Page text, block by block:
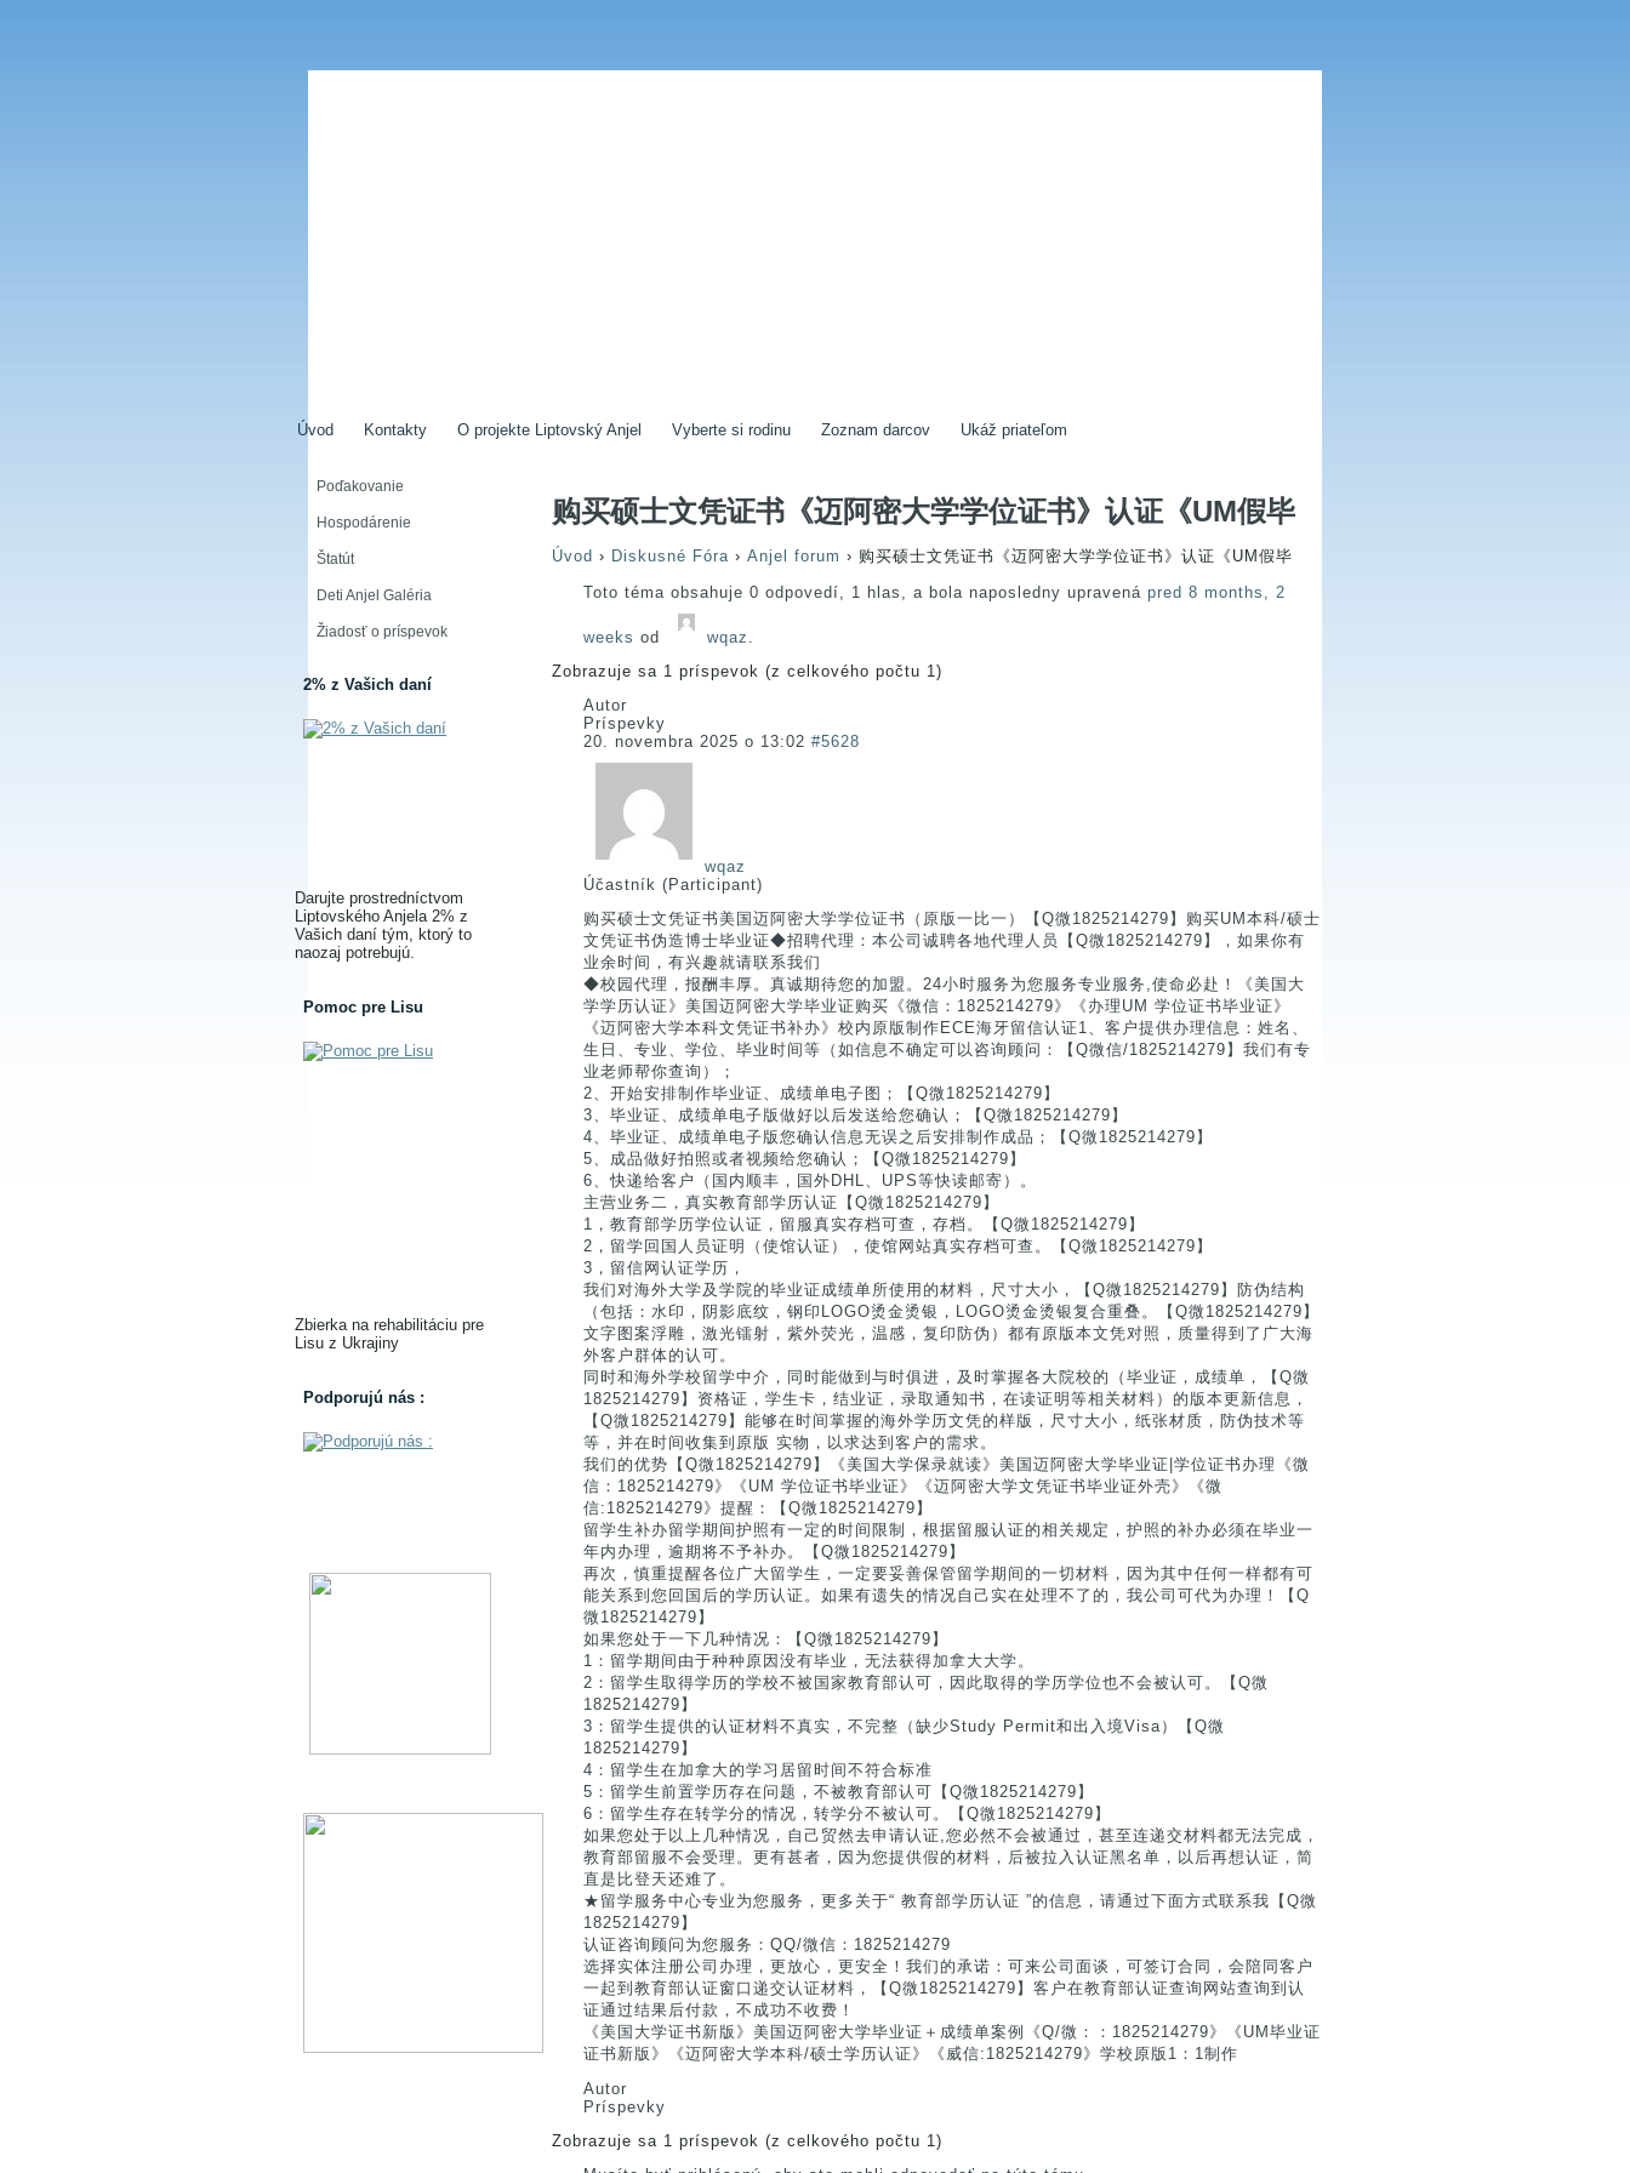
Úvod Kontakty O projekte Liptovský Anjel Vyberte si rodinu Zoznam darcov Ukáž priateľom
Poďakovanie
Hospodárenie
Štatút
Deti Anjel Galéria
Žiadosť o príspevok
2% z Vašich daní
Darujte prostredníctvom
Liptovského Anjela 2% z
Vašich daní tým, ktorý to
naozaj potrebujú.
Pomoc pre Lisu
Zbierka na rehabilitáciu pre
Lisu z Ukrajiny
Podporujú nás :
购买硕士文凭证书《迈阿密大学学位证书》认证《UM假毕
Úvod › Diskusné Fóra › Anjel forum › 购买硕士文凭证书《迈阿密大学学位证书》认证《UM假毕
Toto téma obsahuje 0 odpovedí, 1 hlas, a bola naposledny upravená pred 8 months, 2
weeks od wqaz .
Zobrazuje sa 1 príspevok (z celkového počtu 1)
Autor
Príspevky
20. novembra 2025 o 13:02 #5628
wqaz
Účastník (Participant)
购买硕士文凭证书美国迈阿密大学学位证书（原版一比一）【Q微1825214279】购买UM本科/硕士
文凭证书伪造博士毕业证◆招聘代理：本公司诚聘各地代理人员【Q微1825214279】，如果你有
业余时间，有兴趣就请联系我们
◆校园代理，报酬丰厚。真诚期待您的加盟。24小时服务为您服务专业服务,使命必赴！《美国大
学学历认证》美国迈阿密大学毕业证购买《微信：1825214279》《办理UM 学位证书毕业证》
《迈阿密大学本科文凭证书补办》校内原版制作ECE海牙留信认证1、客户提供办理信息：姓名、
生日、专业、学位、毕业时间等（如信息不确定可以咨询顾问：【Q微信/1825214279】我们有专
业老师帮你查询）；
2、开始安排制作毕业证、成绩单电子图；【Q微1825214279】
3、毕业证、成绩单电子版做好以后发送给您确认；【Q微1825214279】
4、毕业证、成绩单电子版您确认信息无误之后安排制作成品；【Q微1825214279】
5、成品做好拍照或者视频给您确认；【Q微1825214279】
6、快递给客户（国内顺丰，国外DHL、UPS等快读邮寄）。
主营业务二，真实教育部学历认证【Q微1825214279】
1，教育部学历学位认证，留服真实存档可查，存档。【Q微1825214279】
2，留学回国人员证明（使馆认证），使馆网站真实存档可查。【Q微1825214279】
3，留信网认证学历，
我们对海外大学及学院的毕业证成绩单所使用的材料，尺寸大小，【Q微1825214279】防伪结构
（包括：水印，阴影底纹，钢印LOGO烫金烫银，LOGO烫金烫银复合重叠。【Q微1825214279】
文字图案浮雕，激光镭射，紫外荧光，温感，复印防伪）都有原版本文凭对照，质量得到了广大海
外客户群体的认可。
同时和海外学校留学中介，同时能做到与时俱进，及时掌握各大院校的（毕业证，成绩单，【Q微
1825214279】资格证，学生卡，结业证，录取通知书，在读证明等相关材料）的版本更新信息，
【Q微1825214279】能够在时间掌握的海外学历文凭的样版，尺寸大小，纸张材质，防伪技术等
等，并在时间收集到原版 实物，以求达到客户的需求。
我们的优势【Q微1825214279】《美国大学保录就读》美国迈阿密大学毕业证|学位证书办理《微
信：1825214279》《UM 学位证书毕业证》《迈阿密大学文凭证书毕业证外壳》《微
信:1825214279》提醒：【Q微1825214279】
留学生补办留学期间护照有一定的时间限制，根据留服认证的相关规定，护照的补办必须在毕业一
年内办理，逾期将不予补办。【Q微1825214279】
再次，慎重提醒各位广大留学生，一定要妥善保管留学期间的一切材料，因为其中任何一样都有可
能关系到您回国后的学历认证。如果有遗失的情况自己实在处理不了的，我公司可代为办理！【Q
微1825214279】
如果您处于一下几种情况：【Q微1825214279】
1：留学期间由于种种原因没有毕业，无法获得加拿大大学。
2：留学生取得学历的学校不被国家教育部认可，因此取得的学历学位也不会被认可。【Q微
1825214279】
3：留学生提供的认证材料不真实，不完整（缺少Study Permit和出入境Visa）【Q微
1825214279】
4：留学生在加拿大的学习居留时间不符合标准
5：留学生前置学历存在问题，不被教育部认可【Q微1825214279】
6：留学生存在转学分的情况，转学分不被认可。【Q微1825214279】
如果您处于以上几种情况，自己贸然去申请认证,您必然不会被通过，甚至连递交材料都无法完成，
教育部留服不会受理。更有甚者，因为您提供假的材料，后被拉入认证黑名单，以后再想认证，简
直是比登天还难了。
★留学服务中心专业为您服务，更多关于“ 教育部学历认证 ”的信息，请通过下面方式联系我【Q微
1825214279】
认证咨询顾问为您服务：QQ/微信：1825214279
选择实体注册公司办理，更放心，更安全！我们的承诺：可来公司面谈，可签订合同，会陪同客户
一起到教育部认证窗口递交认证材料，【Q微1825214279】客户在教育部认证查询网站查询到认
证通过结果后付款，不成功不收费！
《美国大学证书新版》美国迈阿密大学毕业证＋成绩单案例《Q/微：：1825214279》《UM毕业证
证书新版》《迈阿密大学本科/硕士学历认证》《威信:1825214279》学校原版1：1制作
Autor
Príspevky
Zobrazuje sa 1 príspevok (z celkového počtu 1)